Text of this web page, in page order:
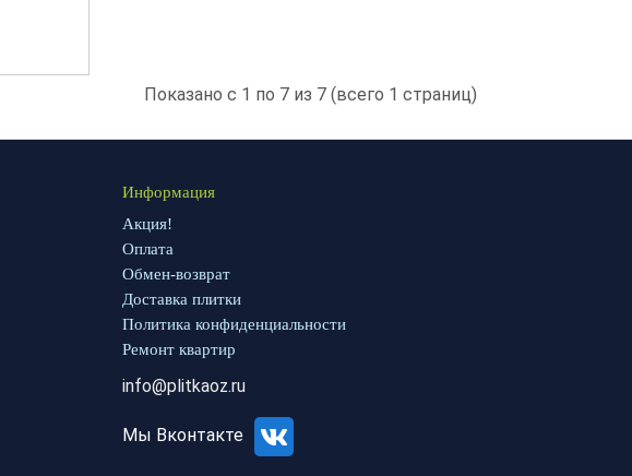
Показано с 1 по 7 из 7 (всего 1 страниц)
Информация
Акция!
Оплата
Обмен-возврат
Доставка плитки
Политика конфиденциальности
Ремонт квартир
info@plitkaoz.ru
Мы Вконтакте